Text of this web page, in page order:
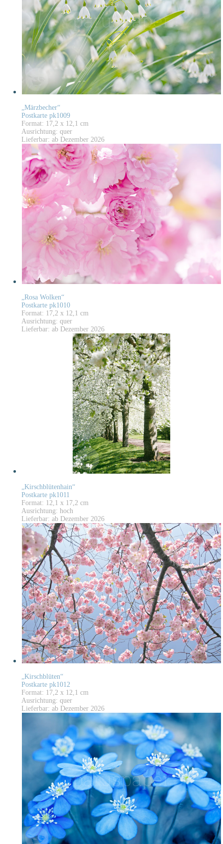
„Märzbecher“
Postkarte pk1009
Format: 17,2 x 12,1 cm
Ausrichtung: quer
Lieferbar: ab Dezember 2026
„Rosa Wolken“
Postkarte pk1010
Format: 17,2 x 12,1 cm
Ausrichtung: quer
Lieferbar: ab Dezember 2026
„Kirschblütenhain“
Postkarte pk1011
Format: 12,1 x 17,2 cm
Ausrichtung: hoch
Lieferbar: ab Dezember 2026
„Kirschblüten“
Postkarte pk1012
Format: 17,2 x 12,1 cm
Ausrichtung: quer
Lieferbar: ab Dezember 2026